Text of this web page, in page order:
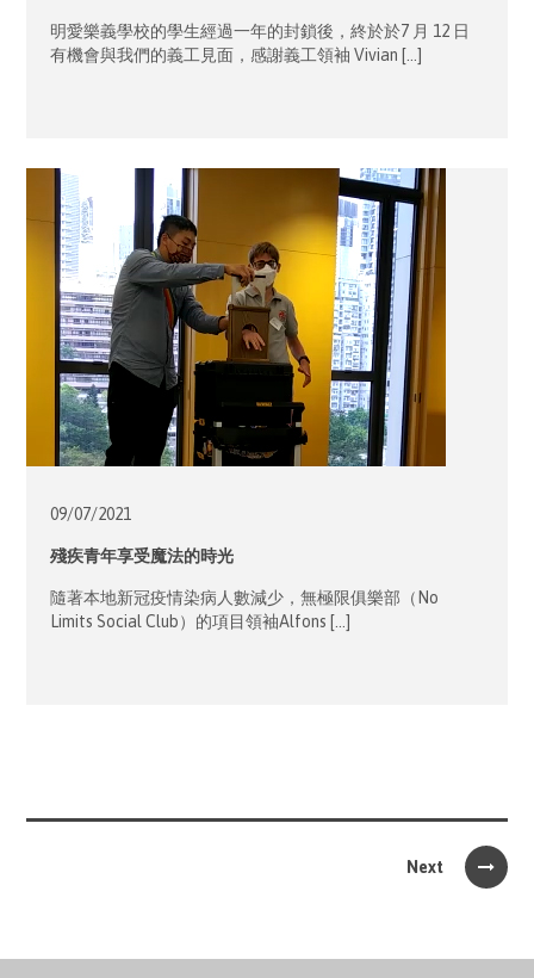
明愛樂義學校的學生經過一年的封鎖後，終於於7 月 12 日
有機會與我們的義工見面，感謝義工領袖 Vivian […]
09/07/2021
殘疾青年享受魔法的時光
隨著本地新冠疫情染病人數減少，無極限俱樂部（No
Limits Social Club）的項目領袖Alfons […]
Next